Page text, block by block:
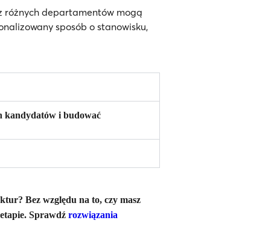
różnych departamentów mogą
sposób o stanowisku,
kandydatów i budować
Bez względu na to, czy masz
Sprawdź rozwiązania